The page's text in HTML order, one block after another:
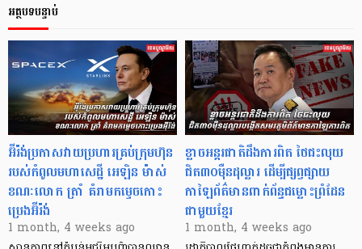
អត្ថបទបន្ទាប់
អ៊ីរ៉ង់ប្រកាសវាយប្រហារគ្រប់ក្រុមហ៊ុន
របស់កំពូលមហាសេដ្ឋី អេឡិន ម៉ាស់
ខណៈលោក ត្រាំ គំរាមកម្ទេចកោះ
ប្រេងអ៊ីរ៉ង់
1 month, 4 weeks ago
ខ្លាចអន្តរជាតិដឹងការពិត ថៃជះលុយ
ជិត៣០ម៉ឺនដុល្លារ ដើម្បីផ្សព្វផ្សាយ
កាឡៃព័ត៌មានពាក់ព័ន្ធជម្លោះព្រំដែន
ជាមួយខ្មែរ
1 month, 4 weeks ago